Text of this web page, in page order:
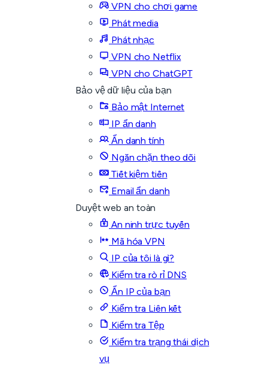
VPN cho chơi game
Phát media
Phát nhạc
VPN cho Netflix
VPN cho ChatGPT
Bảo vệ dữ liệu của bạn
Bảo mật Internet
IP ẩn danh
Ẩn danh tính
Ngăn chặn theo dõi
Tiết kiệm tiền
Email ẩn danh
Duyệt web an toàn
An ninh trực tuyến
Mã hóa VPN
IP của tôi là gì?
Kiểm tra rò rỉ DNS
Ẩn IP của bạn
Kiểm tra Liên kết
Kiểm tra Tệp
Kiểm tra trạng thái dịch
vụ